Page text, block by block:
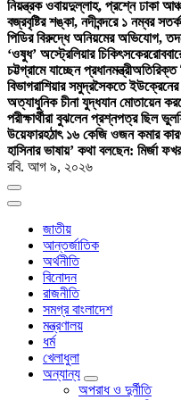
নিয়ন্ত্রক ওবায়দুল্লাহ, প্রশ্নে ঢাকা
বজ্রবৃষ্টির শঙ্কা, নদীবন্দরে ১ নম্বর
পিডির বিরুদ্ধে অনিয়মের অভিযোগ,
‘ওষুধ’ অস্ট্রেলিয়ার চিকিৎসকের
চট্টগ্রামে যাচ্ছেন প্রধানমন্ত্রীঅতিরিক্ত
বিভাগরাশিয়ার সমুদ্রসৈকতে
অত্যাধুনিক চীনা যুদ্ধযান মোতায়েন
পরীক্ষার্থীরা বুঝলেন প্রশ্নপত্র ছিল ভুল
উয়েফারহঠাৎ ১৬ কেজি ওজন কমার
হাসিনার ভাষায়’ কথা বলছেন: মির্জা
রবি. আগ ৯, ২০২৬
জাতীয়
আন্তর্জাতিক
অর্থনীতি
বিনোদন
রাজনীতি
সমগ্র বাংলাদেশ
মন্ত্রণালয়
ধর্ম
খেলাধুলা
অন্যান্য
অপরাধ ও দুর্নীতি